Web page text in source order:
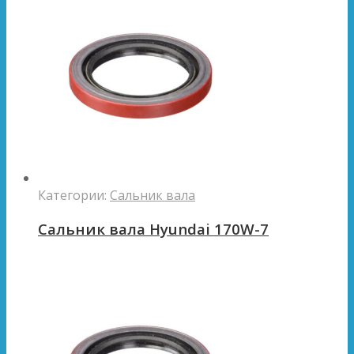
Категории: Сальник вала
Сальник вала Hyundai 170W-7